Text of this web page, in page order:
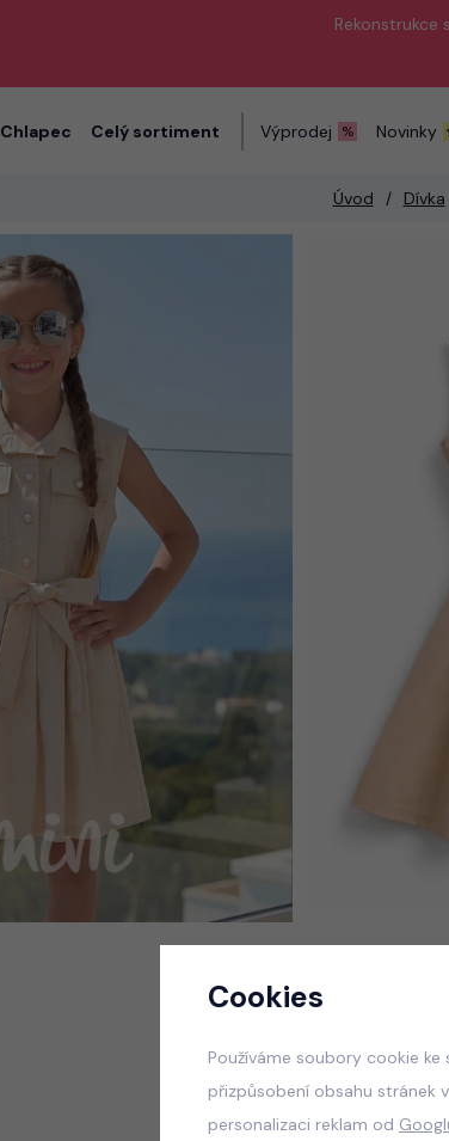
Rekonstrukce
Chlapec Celý sortiment Výprodej Novinky
Úvod Dívka
Cookies
Používáme soubory cookie
přizpůsobení obsahu stránek
personalizaci reklam od